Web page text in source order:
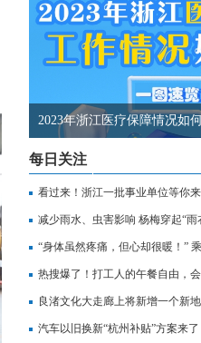
2023年浙江医疗保障情况如
每日关注
看过来！浙江一批事业单位等你
减少雨水、虫害影响 杨梅穿起“雨
“身体虽然疼痛，但心却很暖！”
机和热心乘客合力救援
热搜爆了！打工人的午餐自由，
良渚文化大走廊上将新增一个新
体，最快这个月完工
汽车以旧换新“杭州补贴”方案来了